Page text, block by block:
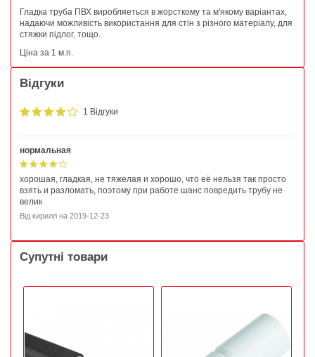
Гладка труба ПВХ виробляеться в жорсткому та м'якому варіантах,
надаючи можливість використання для стін з різного матеріалу, для
стяжки підлог, тощо.
Ціна за 1 м.п.
Відгуки
1 Відгуки
нормальная
хорошая, гладкая, не тяжелая и хорошо, что её нельзя так просто
взять и разломать, поэтому при работе шанс повредить трубу не
велик
Від кирилл на 2019-12-23
Супутні товари